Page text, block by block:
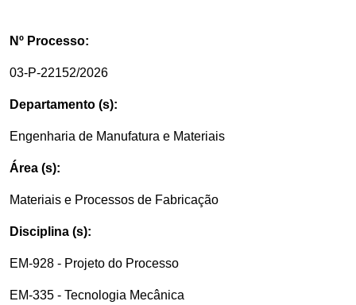
Nº Processo:
03-P-22152/2026
Departamento (s):
Engenharia de Manufatura e Materiais
Área (s):
Materiais e Processos de Fabricação
Disciplina (s):
EM-928 - Projeto do Processo
EM-335 - Tecnologia Mecânica